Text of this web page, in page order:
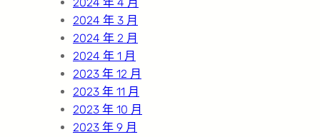
2024 年 3 月
2024 年 2 月
2024 年 1 月
2023 年 12 月
2023 年 11 月
2023 年 10 月
2023 年 9 月